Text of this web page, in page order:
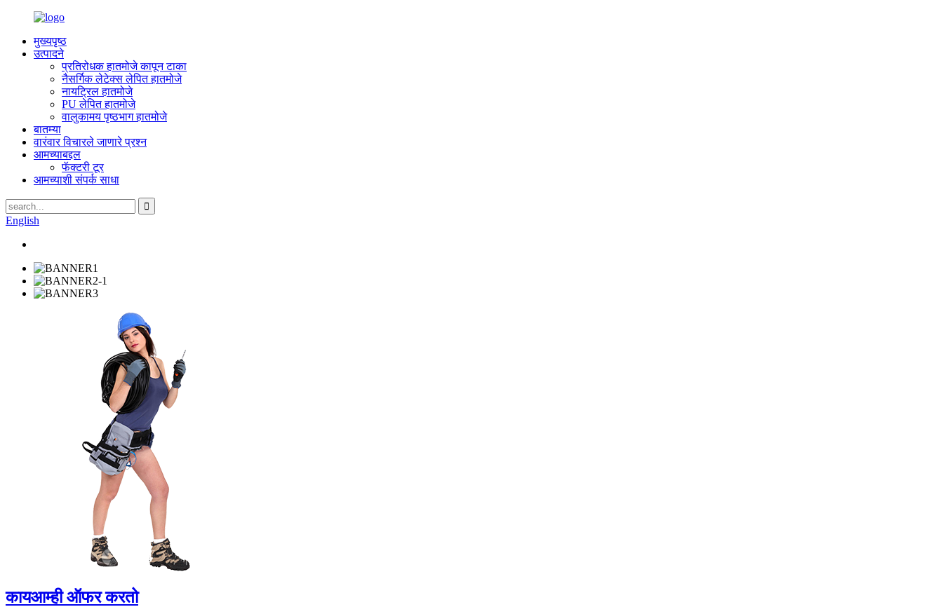
मुख्यपृष्ठ
उत्पादने
प्रतिरोधक हातमोजे कापून टाका
नैसर्गिक लेटेक्स लेपित हातमोजे
नायट्रिल हातमोजे
PU लेपित हातमोजे
वालुकामय पृष्ठभाग हातमोजे
बातम्या
वारंवार विचारले जाणारे प्रश्न
आमच्याबद्दल
फॅक्टरी टूर
आमच्याशी संपर्क साधा
English
कायआम्ही ऑफर करतो